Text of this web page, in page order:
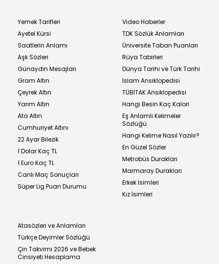
Yemek Tarifleri
Ayetel Kürsi
Saatlerin Anlamı
Aşk Sözleri
Günaydın Mesajları
Gram Altın
Çeyrek Altın
Yarım Altın
Ata Altın
Cumhuriyet Altını
22 Ayar Bilezik
1 Dolar Kaç TL
1 Euro Kaç TL
Canlı Maç Sonuçları
Süper Lig Puan Durumu
Video Haberler
TDK Sözlük Anlamları
Üniversite Taban Puanları
Rüya Tabirleri
Dünya Tarihi ve Türk Tarihi
İslam Ansiklopedisi
TÜBİTAK Ansiklopedisi
Hangi Besin Kaç Kalori
Eş Anlamlı Kelimeler
Sözlüğü
Hangi Kelime Nasıl Yazılır?
En Güzel Sözler
Metrobüs Durakları
Marmaray Durakları
Erkek İsimleri
Kız İsimleri
Atasözleri ve Anlamları
Türkçe Deyimler Sözlüğü
Çin Takvimi 2026 ve Bebek
Cinsiyeti Hesaplama